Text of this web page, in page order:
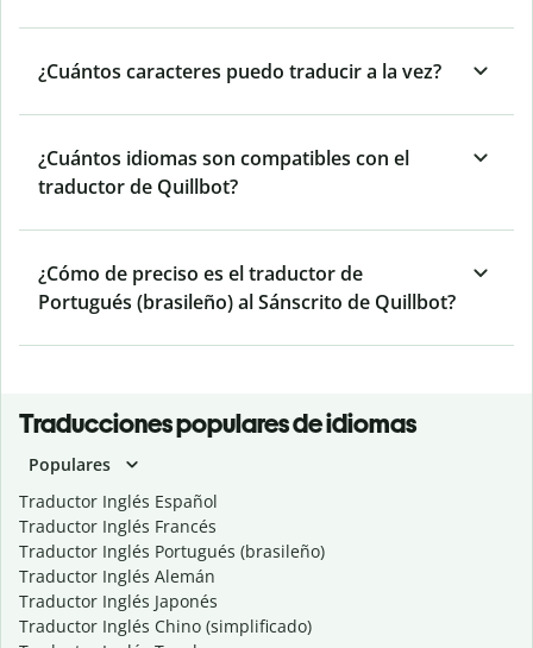
¿Cuántos caracteres puedo traducir a la vez?
¿Cuántos idiomas son compatibles con el
traductor de Quillbot?
¿Cómo de preciso es el traductor de
Portugués (brasileño) al Sánscrito de Quillbot?
Traducciones populares de idiomas
Populares
Traductor Inglés Español
Traductor Inglés Francés
Traductor Inglés Portugués (brasileño)
Traductor Inglés Alemán
Traductor Inglés Japonés
Traductor Inglés Chino (simplificado)